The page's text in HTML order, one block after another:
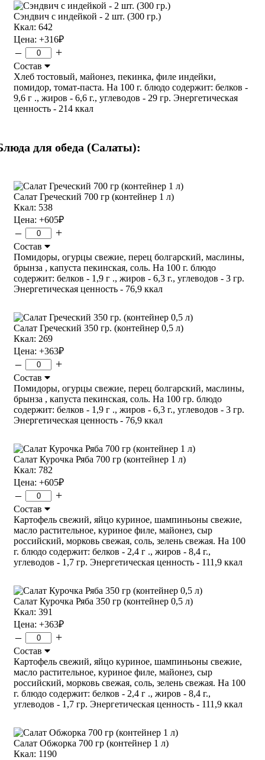
Сэндвич с индейкой - 2 шт. (300 гр.)
Ккал: 642
Цена: +316₽
– +
Состав
Хлеб тостовый, майонез, пекинка, филе индейки,
помидор, томат-паста. На 100 г. блюдо содержит: белков -
9,6 г ., жиров - 6,6 г., углеводов - 29 гр. Энергетическая
ценность - 214 ккал
для обеда (Салаты):
Салат Греческий 700 гр (контейнер 1 л)
Ккал: 538
Цена: +605₽
– +
Состав
Помидоры, огурцы свежие, перец болгарский, маслины,
брынза , капуста пекинская, соль. На 100 г. блюдо
содержит: белков - 1,9 г ., жиров - 6,3 г., углеводов - 3 гр.
Энергетическая ценность - 76,9 ккал
Салат Греческий 350 гр. (контейнер 0,5 л)
Ккал: 269
Цена: +363₽
– +
Состав
Помидоры, огурцы свежие, перец болгарский, маслины,
брынза , капуста пекинская, соль. На 100 гр. блюдо
содержит: белков - 1,9 г ., жиров - 6,3 г., углеводов - 3 гр.
Энергетическая ценность - 76,9 ккал
Салат Курочка Ряба 700 гр (контейнер 1 л)
Ккал: 782
Цена: +605₽
– +
Состав
Картофель свежий, яйцо куриное, шампиньоны свежие,
масло растительное, куриное филе, майонез, сыр
российский, морковь свежая, соль, зелень свежая. На 100
г. блюдо содержит: белков - 2,4 г ., жиров - 8,4 г.,
углеводов - 1,7 гр. Энергетическая ценность - 111,9 ккал
Салат Курочка Ряба 350 гр (контейнер 0,5 л)
Ккал: 391
Цена: +363₽
– +
Состав
Картофель свежий, яйцо куриное, шампиньоны свежие,
масло растительное, куриное филе, майонез, сыр
российский, морковь свежая, соль, зелень свежая. На 100
г. блюдо содержит: белков - 2,4 г ., жиров - 8,4 г.,
углеводов - 1,7 гр. Энергетическая ценность - 111,9 ккал
Салат Обжорка 700 гр (контейнер 1 л)
Ккал: 1190